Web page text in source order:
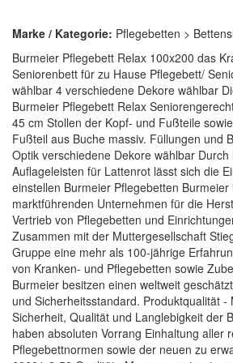
Marke / Kategorie: Pflegebetten >
Burmeier Pflegebett Relax 100x200 das
Seniorenbett für zu Hause Pflegebett/
wählbar 4 verschiedene Dekore wählbar
Burmeier Pflegebett Relax
45 cm Stollen der Kopf- und Fußteile
Fußteil aus Buche massiv. Füllungen und
Optik verschiedene Dekore wählbar
Auflageleisten für Lattenrot lässt sich die
einstellen Burmeier Pflegebetten
marktführenden Unternehmen für die
Vertrieb von Pflegebetten und
Zusammen mit der Muttergesellschaft
Gruppe eine mehr als 100-jährige
von Kranken- und Pflegebetten sowie
Burmeier besitzen einen weltweit
und Sicherheitsstandard. Produktqualität -
Sicherheit, Qualität und Langlebigkeit der
haben absoluten Vorrang Einhaltung aller
Pflegebettnormen sowie der neuen zu